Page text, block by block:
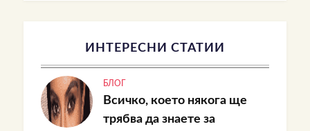
ИНТЕРЕСНИ СТАТИИ
БЛОГ
Всичко, което някога ще
трябва да знаете за